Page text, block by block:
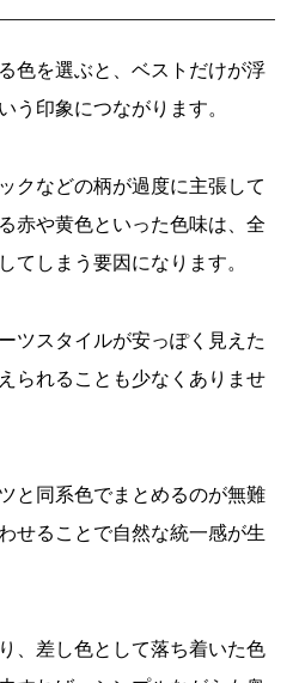
色を選ぶと、ベストだけが浮
う印象につながります。
クなどの柄が過度に主張して
赤や黄色といった色味は、全
てしまう要因になります。
ツスタイルが安っぽく見えた
られることも少なくありませ
と同系色でまとめるのが無難
せることで自然な統一感が生
、差し色として落ち着いた色